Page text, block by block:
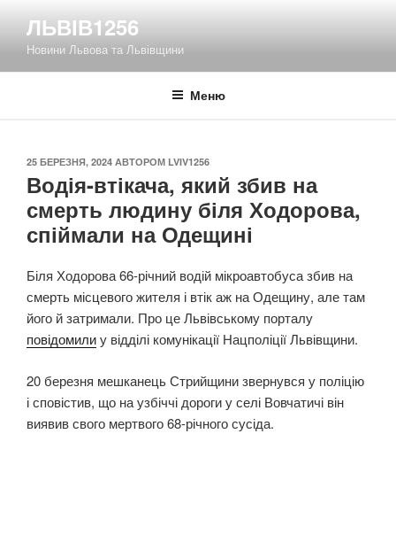
вмісту
ЛЬВІВ1256
Новини Львова та Львівщини
Меню
ОПУБЛІКОВАНО
25 БЕРЕЗНЯ, 2024 АВТОРОМ LVIV1256
Водія-втікача, який збив на
смерть людину біля Ходорова,
спіймали на Одещині
Біля Ходорова 66-річний водій мікроавтобуса збив на
смерть місцевого жителя і втік аж на Одещину, але там
його й затримали. Про це Львівському порталу
повідомилиу відділі комунікації Нацполіції Львівщини.
20 березня мешканець Стрийщини звернувся у поліцію
і сповістив, що на узбіччі дороги у селі Вовчатичі він
виявив свого мертвого 68-річного сусіда.